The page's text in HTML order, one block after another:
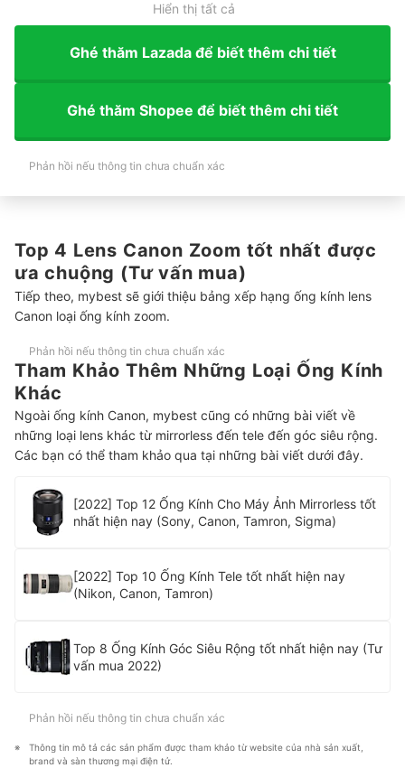
Hiển thị tất cả
Ghé thăm Lazada để biết thêm chi tiết
Ghé thăm Shopee để biết thêm chi tiết
Phản hồi nếu thông tin chưa chuẩn xác
Top 4 Lens Canon Zoom tốt nhất được
ưa chuộng (Tư vấn mua)
Tiếp theo, mybest sẽ giới thiệu bảng xếp hạng ống kính lens
Canon loại ống kính zoom.
Phản hồi nếu thông tin chưa chuẩn xác
Tham Khảo Thêm Những Loại Ống Kính
Khác
Ngoài ống kính Canon, mybest cũng có những bài viết về
những loại lens khác từ mirrorless đến tele đến góc siêu rộng.
Các bạn có thể tham khảo qua tại những bài viết dưới đây.
[2022] Top 12 Ống Kính Cho Máy Ảnh Mirrorless tốt
nhất hiện nay (Sony, Canon, Tamron, Sigma)
[2022] Top 10 Ống Kính Tele tốt nhất hiện nay
(Nikon, Canon, Tamron)
Top 8 Ống Kính Góc Siêu Rộng tốt nhất hiện nay (Tư
vấn mua 2022)
Phản hồi nếu thông tin chưa chuẩn xác
Thông tin mô tả các sản phẩm được tham khảo từ website của nhà sản xuất,
brand và sàn thương mại điện tử.